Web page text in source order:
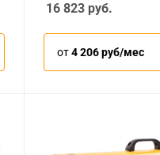
16 823руб.
от4 206 руб/мес